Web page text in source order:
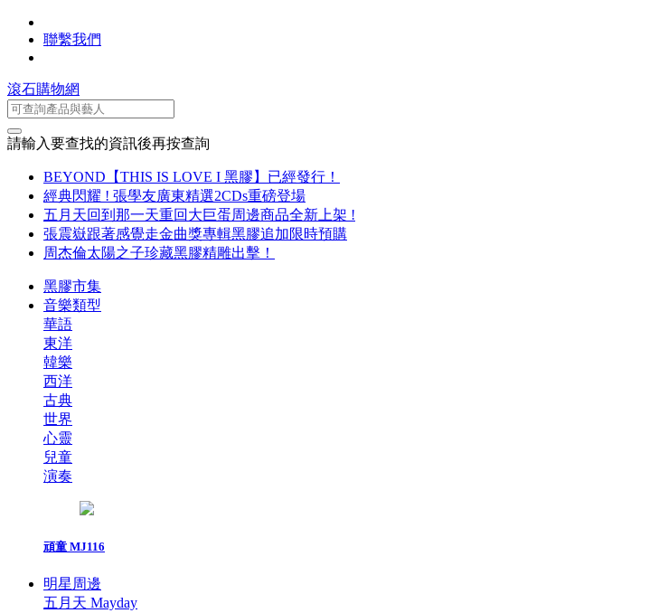
聯繫我們
滾石購物網
請輸入要查找的資訊後再按查詢
BEYOND【THIS IS LOVE I 黑膠】已經發行！
經典閃耀 ! 張學友廣東精選2CDs重磅登場
五月天回到那一天重回大巨蛋周邊商品全新上架 !
張震嶽跟著感覺走金曲獎專輯黑膠追加限時預購
周杰倫太陽之子珍藏黑膠精雕出擊！
黑膠市集
音樂類型
華語
東洋
韓樂
西洋
古典
世界
心靈
兒童
演奏
頑童 MJ116
明星周邊
五月天 Mayday